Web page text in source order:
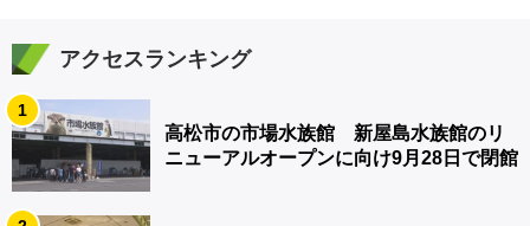
アクセスランキング
1
高松市の市場水族館 新屋島水族館のリ
ニューアルオープンに向け9月28日で閉館